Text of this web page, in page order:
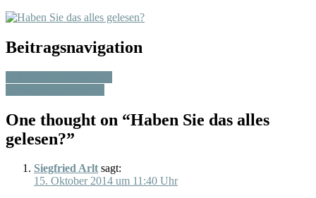
Beitragsnavigation
One thought on “Haben Sie das alles
gelesen?”
Siegfried Arlt sagt:
15. Oktober 2014 um 11:40 Uhr